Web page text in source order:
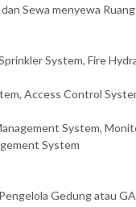
Sewa menyewa
System, Fire
Access Control
System,
System
Gedung atau GA